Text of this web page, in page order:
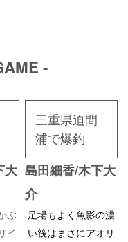
-
大
ぶ
イ
三重県迫間
浦で爆釣
島田細香/木下大
介
足場もよく魚影の濃
い筏はまさにアオリ